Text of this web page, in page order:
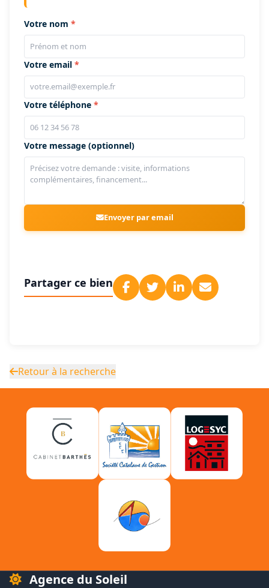
Votre nom
Votre email
Votre téléphone
Votre message (optionnel)
Envoyer par email
Partager ce bien
Retour à la recherche
Agence du Soleil